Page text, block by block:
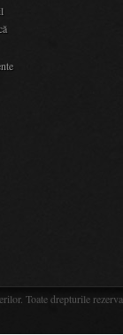
Toate drepturile